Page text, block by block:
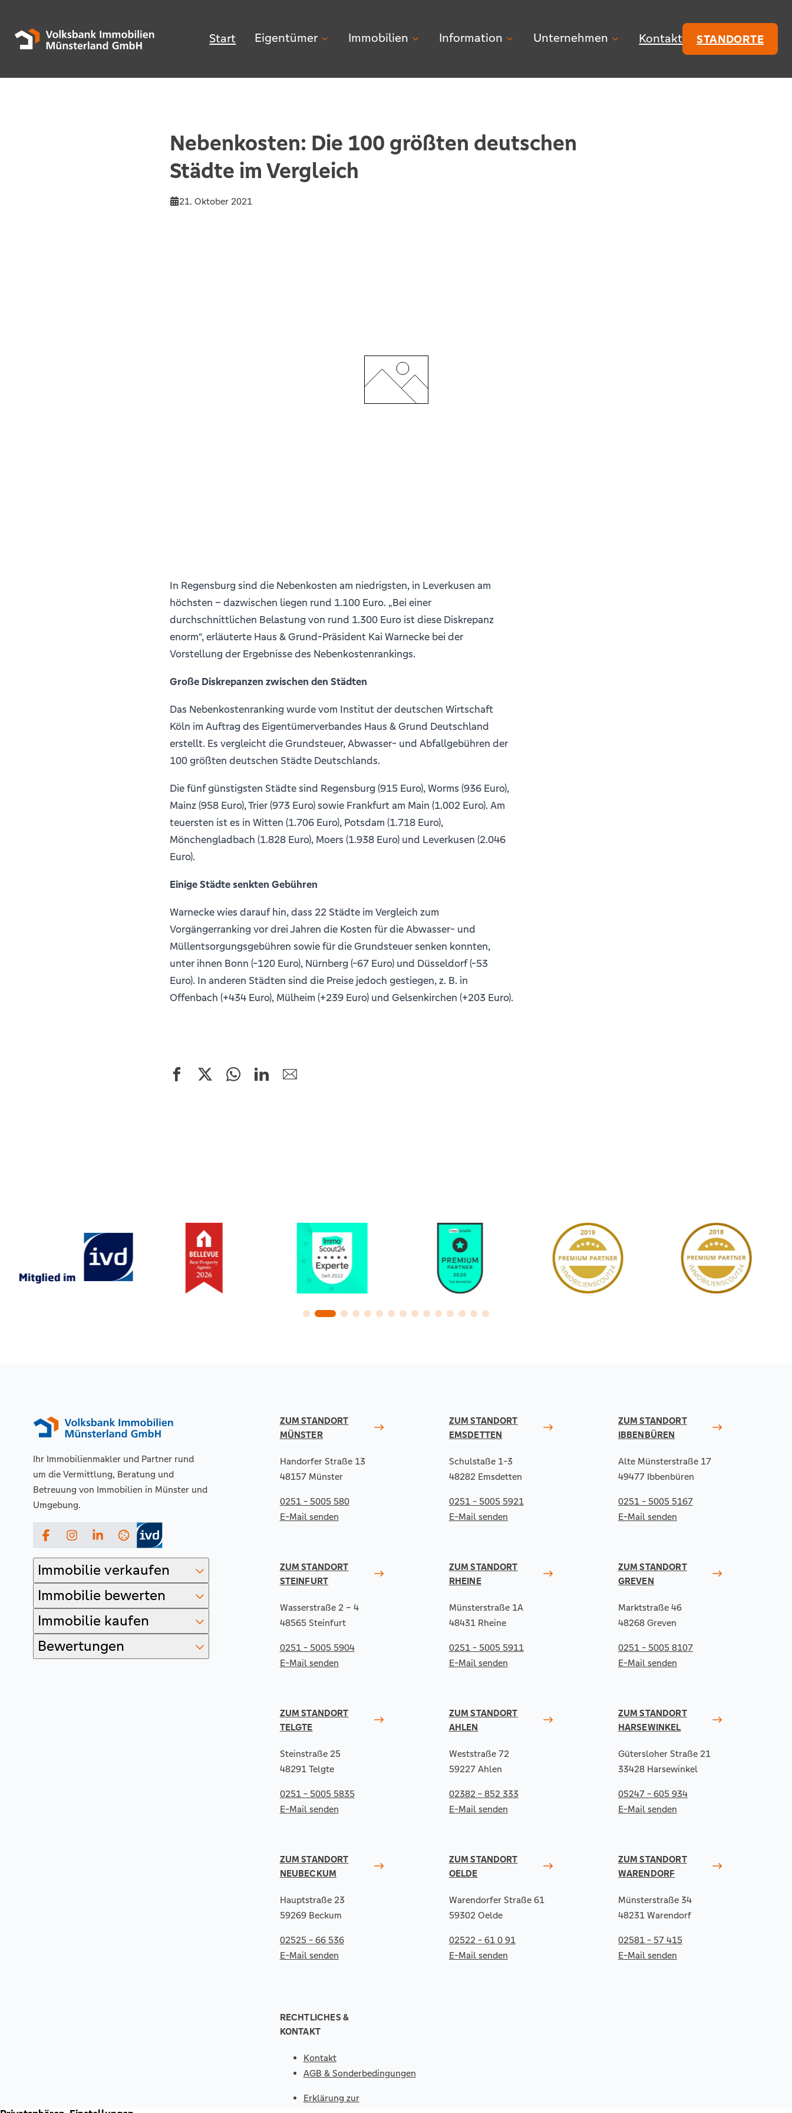
Start Eigentümer Immobilien Information Unternehmen Kontakt STANDORTE
Nebenkosten: Die 100 größten deutschen
Städte im Vergleich
21. Oktober 2021
In Regensburg sind die Nebenkosten am niedrigsten, in Leverkusen am
höchsten – dazwischen liegen rund 1.100 Euro. „Bei einer
durchschnittlichen Belastung von rund 1.300 Euro ist diese Diskrepanz
enorm“, erläuterte Haus & Grund-Präsident Kai Warnecke bei der
Vorstellung der Ergebnisse des Nebenkostenrankings.
Große Diskrepanzen zwischen den Städten
Das Nebenkostenranking wurde vom Institut der deutschen Wirtschaft
Köln im Auftrag des Eigentümerverbandes Haus & Grund Deutschland
erstellt. Es vergleicht die Grundsteuer, Abwasser- und Abfallgebühren der
100 größten deutschen Städte Deutschlands.
Die fünf günstigsten Städte sind Regensburg (915 Euro), Worms (936 Euro),
Mainz (958 Euro), Trier (973 Euro) sowie Frankfurt am Main (1.002 Euro). Am
teuersten ist es in Witten (1.706 Euro), Potsdam (1.718 Euro),
Mönchengladbach (1.828 Euro), Moers (1.938 Euro) und Leverkusen (2.046
Euro).
Einige Städte senkten Gebühren
Warnecke wies darauf hin, dass 22 Städte im Vergleich zum
Vorgängerranking vor drei Jahren die Kosten für die Abwasser- und
Müllentsorgungsgebühren sowie für die Grundsteuer senken konnten,
unter ihnen Bonn (-120 Euro), Nürnberg (-67 Euro) und Düsseldorf (-53
Euro). In anderen Städten sind die Preise jedoch gestiegen, z. B. in
Offenbach (+434 Euro), Mülheim (+239 Euro) und Gelsenkirchen (+203 Euro).
Ihr Immobilienmakler und Partner rund
um die Vermittlung, Beratung und
Betreuung von Immobilien in Münster und
Umgebung.
FacebookInstagramLinkedIn
Immobilie verkaufen
Immobilie bewerten
Immobilie kaufen
Bewertungen
ZUM STANDORT
MÜNSTER
Handorfer Straße 13
48157 Münster
0251 - 5005 580
E-Mail senden
ZUM STANDORT
EMSDETTEN
Schulstaße 1-3
48282 Emsdetten
0251 - 5005 5921
E-Mail senden
ZUM STANDORT
IBBENBÜREN
Alte Münsterstraße 17
49477 Ibbenbüren
0251 - 5005 5167
E-Mail senden
ZUM STANDORT
STEINFURT
Wasserstraße 2 – 4
48565 Steinfurt
0251 - 5005 5904
E-Mail senden
ZUM STANDORT
RHEINE
Münsterstraße 1A
48431 Rheine
0251 - 5005 5911
E-Mail senden
ZUM STANDORT
GREVEN
Marktstraße 46
48268 Greven
0251 - 5005 8107
E-Mail senden
ZUM STANDORT
TELGTE
Steinstraße 25
48291 Telgte
0251 - 5005 5835
E-Mail senden
ZUM STANDORT
AHLEN
Weststraße 72
59227 Ahlen
02382 - 852 333
E-Mail senden
ZUM STANDORT
HARSEWINKEL
Gütersloher Straße 21
33428 Harsewinkel
05247 - 605 934
E-Mail senden
ZUM STANDORT
NEUBECKUM
Hauptstraße 23
59269 Beckum
02525 - 66 536
E-Mail senden
ZUM STANDORT
OELDE
Warendorfer Straße 61
59302 Oelde
02522 - 61 0 91
E-Mail senden
ZUM STANDORT
WARENDORF
Münsterstraße 34
48231 Warendorf
02581 - 57 415
E-Mail senden
RECHTLICHES &
KONTAKT
Kontakt
AGB & Sonderbedingungen
Erklärung zur